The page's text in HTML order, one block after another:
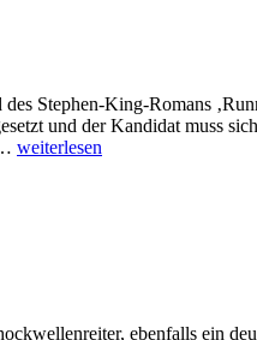
Stephen-King-Romans
und der Kandidat muss
weiterlesen
ebenfalls ein